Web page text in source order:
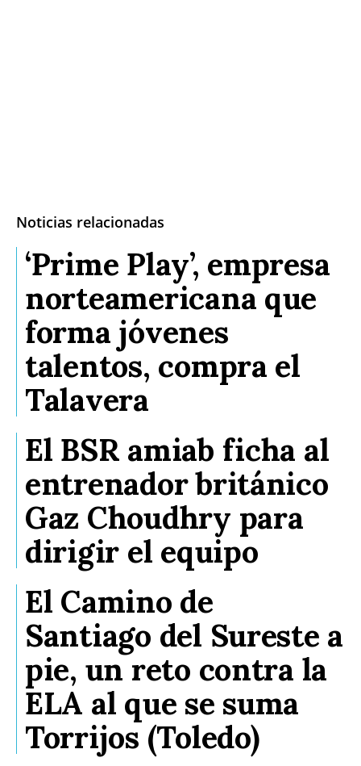
Noticias relacionadas
‘Prime Play’, empresa
norteamericana que
forma jóvenes
talentos, compra el
Talavera
El BSR amiab ficha al
entrenador británico
Gaz Choudhry para
dirigir el equipo
El Camino de
Santiago del Sureste a
pie, un reto contra la
ELA al que se suma
Torrijos (Toledo)